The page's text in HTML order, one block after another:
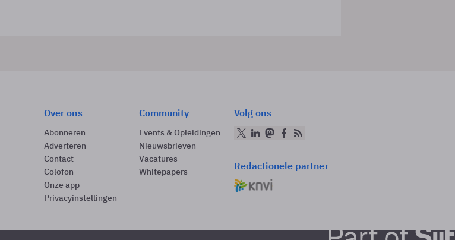
Over ons
Abonneren
Adverteren
Contact
Colofon
Onze app
Privacyinstellingen
Community
Events & Opleidingen
Nieuwsbrieven
Vacatures
Whitepapers
Volg ons
Redactionele partner